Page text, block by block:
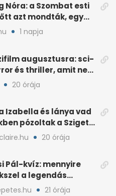
Nóra: a Szombat esti
azt mondták, egy
fogyjon
1 napja
augusztusra: sci-
és thriller, amit nem
kihagyni
20 órája
Izabella és lánya vad
pózoltak a Sziget
20 órája
Pál-kvíz: mennyire
a legendás
történetére?
21 órája